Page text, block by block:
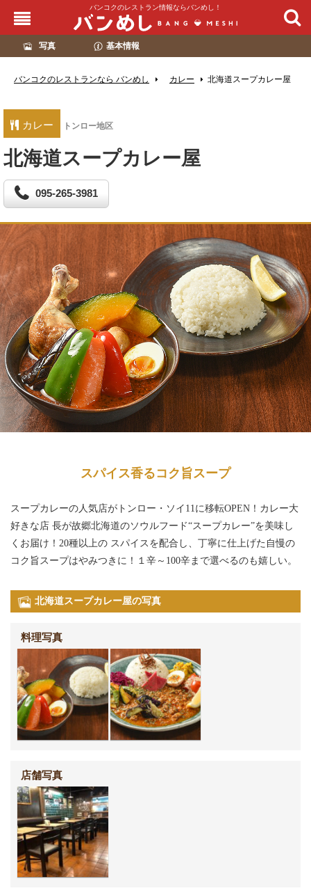
バンコクのレストラン情報ならバンめし！
写真 基本情報
バンコクのレストランなら バンめし カレー 北海道スープカレー屋
カレー トンロー地区
北海道スープカレー屋
095-265-3981
スパイス香るコク旨スープ
スープカレーの人気店がトンロー・ソイ11に移転OPEN！カレー大
好きな店 長が故郷北海道のソウルフード“スープカレー”を美味し
くお届け！20種以上の スパイスを配合し、丁寧に仕上げた自慢の
コク旨スープはやみつきに！１辛～100辛まで選べるのも嬉しい。
北海道スープカレー屋の写真
料理写真
店舗写真